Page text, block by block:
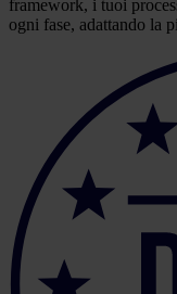
framework, i tuoi
ogni fase, adattando la